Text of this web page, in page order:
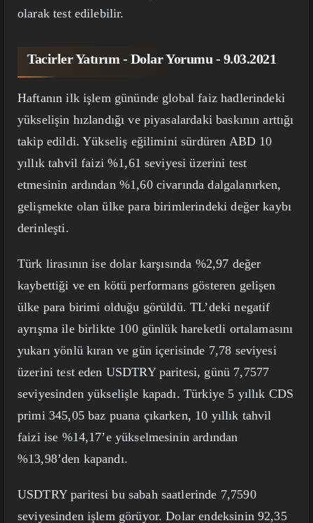
olarak test edilebilir.
Tacirler Yatırım - Dolar Yorumu - 9.03.2021
Haftanın ilk işlem gününde global faiz hadlerindeki
yükselişin hızlandığı ve piyasalardaki baskının arttığı
takip edildi. Yükseliş eğilimini sürdüren ABD 10
yıllık tahvil faizi %1,61 seviyesi üzerini test
etmesinin ardından %1,60 civarında dalgalanırken,
gelişmekte olan ülke para birimlerindeki değer kaybı
derinleşti.
Türk lirasının ise dolar karşısında %2,97 değer
kaybettiği ve en kötü performans gösteren gelişen
ülke para birimi olduğu görüldü. TL’deki negatif
ayrışma ile birlikte 100 günlük hareketli ortalamasını
yukarı yönlü kıran ve gün içerisinde 7,78 seviyesi
üzerini test eden USDTRY paritesi, günü 7,7577
seviyesinden yükselişle kapadı. Türkiye 5 yıllık CDS
primi 345,05 baz puana çıkarken, 10 yıllık tahvil
faizi ise %14,17’e yükselmesinin ardından
%13,98’den kapandı.
USDTRY paritesi bu sabah saatlerinde 7,7590
seviyesinden işlem görüyor. Dolar endeksinin 92,35